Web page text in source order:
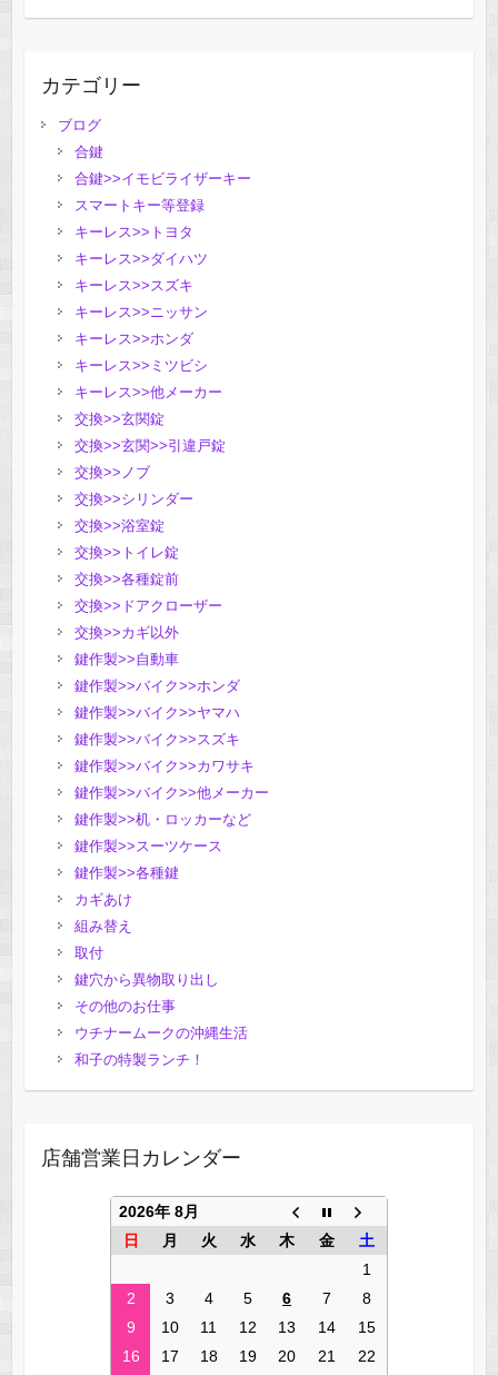
カテゴリー
ブログ
合鍵
合鍵>>イモビライザーキー
スマートキー等登録
キーレス>>トヨタ
キーレス>>ダイハツ
キーレス>>スズキ
キーレス>>ニッサン
キーレス>>ホンダ
キーレス>>ミツビシ
キーレス>>他メーカー
交換>>玄関錠
交換>>玄関>>引違戸錠
交換>>ノブ
交換>>シリンダー
交換>>浴室錠
交換>>トイレ錠
交換>>各種錠前
交換>>ドアクローザー
交換>>カギ以外
鍵作製>>自動車
鍵作製>>バイク>>ホンダ
鍵作製>>バイク>>ヤマハ
鍵作製>>バイク>>スズキ
鍵作製>>バイク>>カワサキ
鍵作製>>バイク>>他メーカー
鍵作製>>机・ロッカーなど
鍵作製>>スーツケース
鍵作製>>各種鍵
カギあけ
組み替え
取付
鍵穴から異物取り出し
その他のお仕事
ウチナームークの沖縄生活
和子の特製ランチ！
店舗営業日カレンダー
2026年 8月
日
月 火 水 木 金
土
1
2
3 4 5 6 7
8
9
10 11 12 13 14
15
16
17 18 19 20 21
22